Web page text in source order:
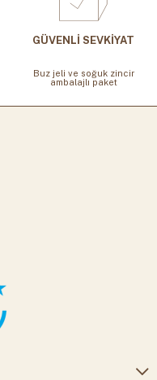
GÜVENLİ SEVKİYAT
Buz jeli ve soğuk zincir
ambalajlı paket